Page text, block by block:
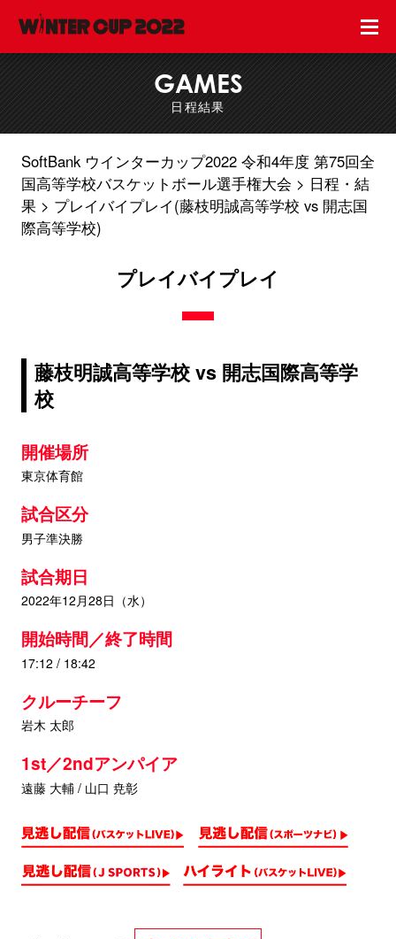
GAMES
日程結果
SoftBank ウインターカップ2022 令和4年度 第75回全
国高等学校バスケットボール選手権大会
日程・結
果
プレイバイプレイ(藤枝明誠高等学校 vs 開志国
際高等学校)
プレイバイプレイ
藤枝明誠高等学校 vs 開志国際高等学
校
開催場所
東京体育館
試合区分
男子準決勝
試合期日
2022年12月28日（水）
開始時間／終了時間
17:12 / 18:42
クルーチーフ
岩木 太郎
1st／2ndアンパイア
遠藤 大輔 / 山口 尭彰